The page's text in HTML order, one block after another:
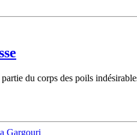
du corps des poils